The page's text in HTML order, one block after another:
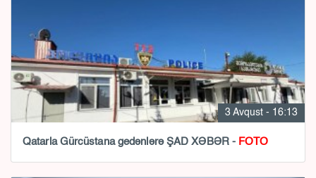
3 Avqust - 16:13
Qatarla Gürcüstana gedənlərə ŞAD XƏBƏR - FOTO